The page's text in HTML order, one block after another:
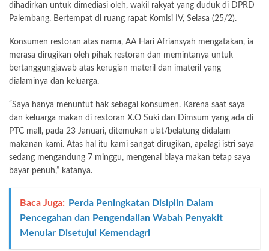
dihadirkan untuk dimediasi oleh, wakil rakyat yang duduk di DPRD
Palembang. Bertempat di ruang rapat Komisi IV, Selasa (25/2).
Konsumen restoran atas nama, AA Hari Afriansyah mengatakan, ia
merasa dirugikan oleh pihak restoran dan memintanya untuk
bertanggungjawab atas kerugian materil dan imateril yang
dialaminya dan keluarga.
“Saya hanya menuntut hak sebagai konsumen. Karena saat saya
dan keluarga makan di restoran X.O Suki dan Dimsum yang ada di
PTC mall, pada 23 Januari, ditemukan ulat/belatung didalam
makanan kami. Atas hal itu kami sangat dirugikan, apalagi istri saya
sedang mengandung 7 minggu, mengenai biaya makan tetap saya
bayar penuh,” katanya.
Baca Juga: Perda Peningkatan Disiplin Dalam
Pencegahan dan Pengendalian Wabah Penyakit
Menular Disetujui Kemendagri